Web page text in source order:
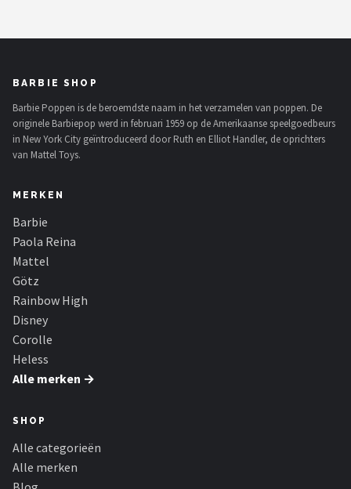
BARBIE SHOP
Barbie Poppen is de beroemdste naam in het verzamelen van poppen. De
originele Barbiepop werd in februari 1959 op de Amerikaanse speelgoedbeurs
in New York City geïntroduceerd door Ruth en Elliot Handler, de oprichters
van Mattel Toys.
MERKEN
Barbie
Paola Reina
Mattel
Götz
Rainbow High
Disney
Corolle
Heless
Alle merken →
SHOP
Alle categorieën
Alle merken